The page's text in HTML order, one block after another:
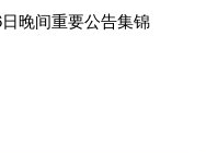
晚间重要公告集锦